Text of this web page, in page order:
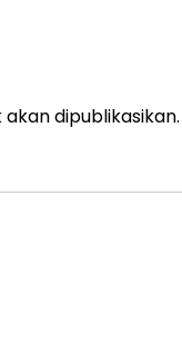
dipublikasikan.